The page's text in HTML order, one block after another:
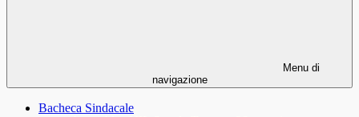
Menu di
navigazione
Bacheca Sindacale